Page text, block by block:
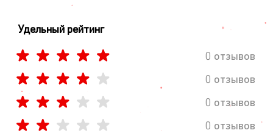
Удельный рейтинг
0 отзывов
0 отзывов
0 отзывов
0 отзывов